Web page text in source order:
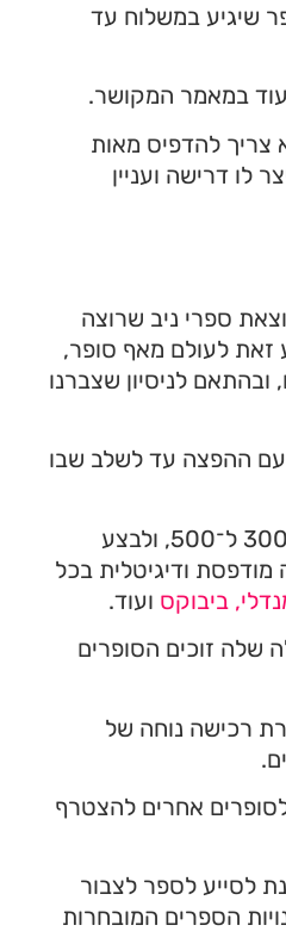
שיגיע במשלוח עד
עוד במאמר המקושר.
צריך להדפיס מאות
לו דרישה ועניין
ספרי ניב שרוצה
זאת לעולם מאף סופר,
לניסיון שצברנו
עם ההפצה עד לשלב שבו
ההמלצה שלנו היא להדפיס בתחילה כמות קטנה יחסית של עותקים – בין 300 ל־500, ולבצע
ודיגיטלית בכל
ביבוקס ועוד.
שלה זוכים הסופרים
רכישה נוחה של
בנוסף לסופרים אחרים להצטרף
לסייע לספר לצבור
הספרים המובחרות